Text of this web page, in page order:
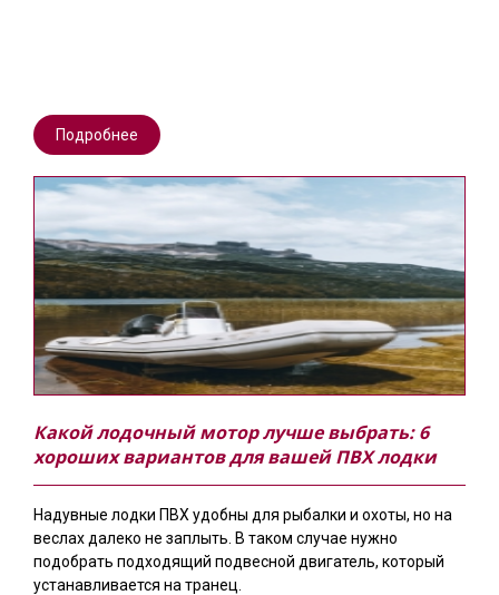
Подробнее
Какой лодочный мотор лучше выбрать: 6
хороших вариантов для вашей ПВХ лодки
Надувные лодки ПВХ удобны для рыбалки и охоты, но на
веслах далеко не заплыть. В таком случае нужно
подобрать подходящий подвесной двигатель, который
устанавливается на транец.